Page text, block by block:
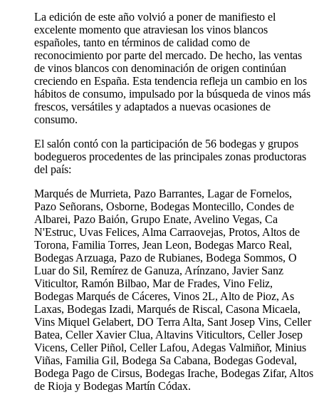
La edición de este año volvió a poner de manifiesto el
excelente momento que atraviesan los vinos blancos
españoles, tanto en términos de calidad como de
reconocimiento por parte del mercado. De hecho, las ventas
de vinos blancos con denominación de origen continúan
creciendo en España. Esta tendencia refleja un cambio en los
hábitos de consumo, impulsado por la búsqueda de vinos más
frescos, versátiles y adaptados a nuevas ocasiones de
consumo.
El salón contó con la participación de 56 bodegas y grupos
bodegueros procedentes de las principales zonas productoras
del país:
Marqués de Murrieta, Pazo Barrantes, Lagar de Fornelos,
Pazo Señorans, Osborne, Bodegas Montecillo, Condes de
Albarei, Pazo Baión, Grupo Enate, Avelino Vegas, Ca
N'Estruc, Uvas Felices, Alma Carraovejas, Protos, Altos de
Torona, Familia Torres, Jean Leon, Bodegas Marco Real,
Bodegas Arzuaga, Pazo de Rubianes, Bodega Sommos, O
Luar do Sil, Remírez de Ganuza, Arínzano, Javier Sanz
Viticultor, Ramón Bilbao, Mar de Frades, Vino Feliz,
Bodegas Marqués de Cáceres, Vinos 2L, Alto de Pioz, As
Laxas, Bodegas Izadi, Marqués de Riscal, Casona Micaela,
Vins Miquel Gelabert, DO Terra Alta, Sant Josep Vins, Celler
Batea, Celler Xavier Clua, Altavins Viticultors, Celler Josep
Vicens, Celler Piñol, Celler Lafou, Adegas Valmiñor, Minius
Viñas, Familia Gil, Bodega Sa Cabana, Bodegas Godeval,
Bodega Pago de Cirsus, Bodegas Irache, Bodegas Zifar, Altos
de Rioja y Bodegas Martín Códax.